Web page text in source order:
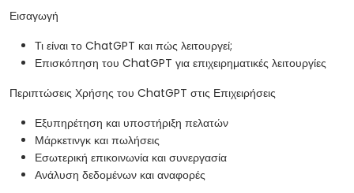
Εισαγωγή
Τι είναι το ChatGPT και πώς λειτουργεί;
Επισκόπηση του ChatGPT για επιχειρηματικές λειτουργίες
Περιπτώσεις Χρήσης του ChatGPT στις Επιχειρήσεις
Εξυπηρέτηση και υποστήριξη πελατών
Μάρκετινγκ και πωλήσεις
Εσωτερική επικοινωνία και συνεργασία
Ανάλυση δεδομένων και αναφορές